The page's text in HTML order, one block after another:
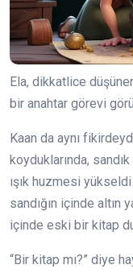
Ela, dikkatlice
bir anahtar görevi
Kaan da aynı
koyduklarında,
ışık huzmesi
sandığın içinde altın
içinde eski bir kitap
“Bir kitap mı?” diye